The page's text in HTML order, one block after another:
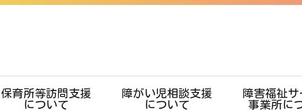
保育所等訪問支援
について
障がい児相談支援
について
障害福祉サ
事業所に